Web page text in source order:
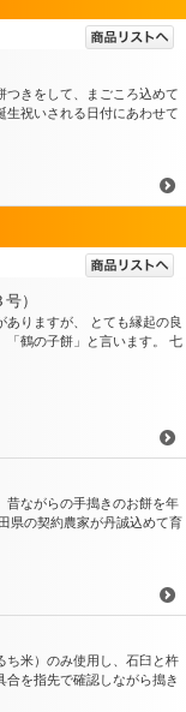
つきをして、まごころ込めて
生祝いされる日付にあわせて
）
ありますが、 とても縁起の良
「鶴の子餅」と言います。 七
昔ながらの手搗きのお餅を年
県の契約農家が丹誠込めて育
ち米）のみ使用し、石臼と杵
を指先で確認しながら搗き